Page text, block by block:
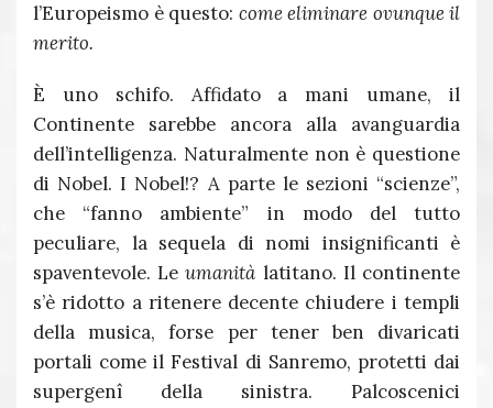
l’Europeismo è questo: come eliminare ovunque il
merito.
È uno schifo. Affidato a mani umane, il
Continente sarebbe ancora alla avanguardia
dell’intelligenza. Naturalmente non è questione
di Nobel. I Nobel!? A parte le sezioni “scienze”,
che “fanno ambiente” in modo del tutto
peculiare, la sequela di nomi insignificanti è
spaventevole. Leumanità latitano. Il continente
s’è ridotto a ritenere decente chiudere i templi
della musica, forse per tener ben divaricati
portali come il Festival di Sanremo, protetti dai
supergenî della sinistra. Palcoscenici